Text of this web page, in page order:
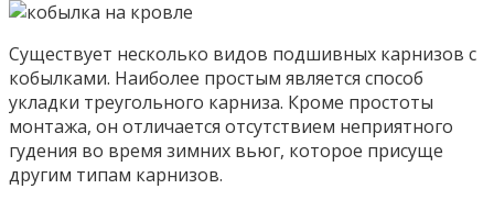
Существует несколько видов подшивных карнизов с
кобылками. Наиболее простым является способ
укладки треугольного карниза. Кроме простоты
монтажа, он отличается отсутствием неприятного
гудения во время зимних вьюг, которое присуще
другим типам карнизов.